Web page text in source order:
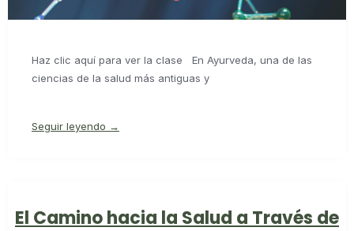
Haz clic aquí para ver la clase En Ayurveda, una de las
ciencias de la salud más antiguas y
Seguir leyendo →
El Camino hacia la Salud a Través de